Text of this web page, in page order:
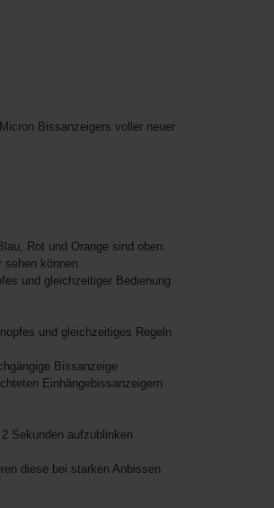
Bissanzeigers voller neuer
Rot und Orange sind oben
können
und gleichzeitiger Bedienung
und gleichzeitiges Regeln
Bissanzeige
Einhängebissanzeigern
Sekunden aufzublinken
diese bei starken Anbissen